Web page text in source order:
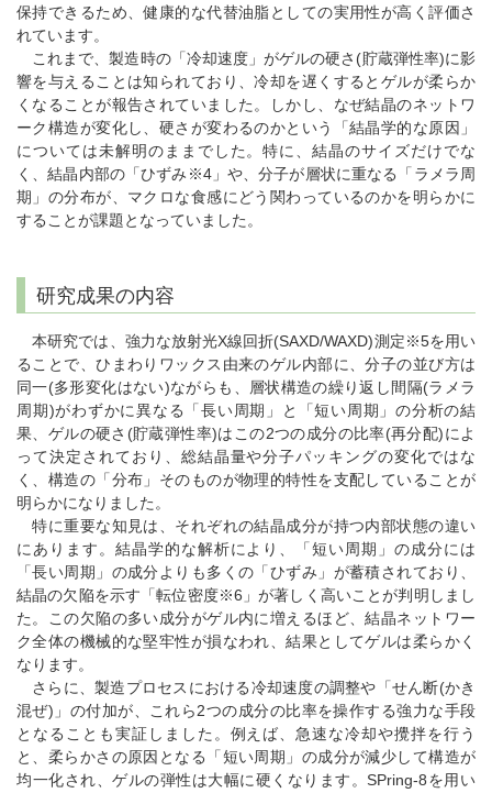
保持できるため、健康的な代替油脂としての実用性が高く評価さ
れています。
これまで、製造時の「冷却速度」がゲルの硬さ(貯蔵弾性率)に影
響を与えることは知られており、冷却を遅くするとゲルが柔らか
くなることが報告されていました。しかし、なぜ結晶のネットワ
ーク構造が変化し、硬さが変わるのかという「結晶学的な原因」
については未解明のままでした。特に、結晶のサイズだけでな
く、結晶内部の「ひずみ※4」や、分子が層状に重なる「ラメラ周
期」の分布が、マクロな食感にどう関わっているのかを明らかに
することが課題となっていました。
研究成果の内容
本研究では、強力な放射光X線回折(SAXD/WAXD)測定※5を用い
ることで、ひまわりワックス由来のゲル内部に、分子の並び方は
同一(多形変化はない)ながらも、層状構造の繰り返し間隔(ラメラ
周期)がわずかに異なる「長い周期」と「短い周期」の分析の結
果、ゲルの硬さ(貯蔵弾性率)はこの2つの成分の比率(再分配)によ
って決定されており、総結晶量や分子パッキングの変化ではな
く、構造の「分布」そのものが物理的特性を支配していることが
明らかになりました。
特に重要な知見は、それぞれの結晶成分が持つ内部状態の違い
にあります。結晶学的な解析により、「短い周期」の成分には
「長い周期」の成分よりも多くの「ひずみ」が蓄積されており、
結晶の欠陥を示す「転位密度※6」が著しく高いことが判明しまし
た。この欠陥の多い成分がゲル内に増えるほど、結晶ネットワー
ク全体の機械的な堅牢性が損なわれ、結果としてゲルは柔らかく
なります。
さらに、製造プロセスにおける冷却速度の調整や「せん断(かき
混ぜ)」の付加が、これら2つの成分の比率を操作する強力な手段
となることも実証しました。例えば、急速な冷却や攪拌を行う
と、柔らかさの原因となる「短い周期」の成分が減少して構造が
均一化され、ゲルの弾性は大幅に硬くなります。SPring-8を用い